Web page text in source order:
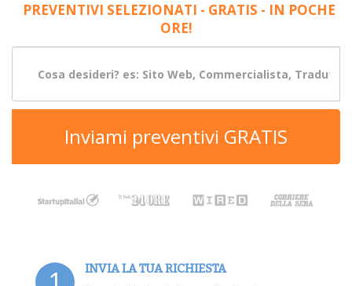
PREVENTIVI SELEZIONATI - GRATIS - IN POCHE
ORE!
Inviami preventivi GRATIS
INVIA LA TUA RICHIESTA